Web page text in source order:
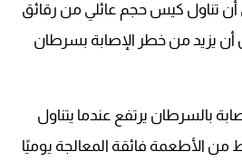
تناول كيس حجم عائلي من رقائق
يزيد من خطر الإصابة بسرطان
بالسرطان يرتفع عندما يتناول
جرامًا فقط من الأطعمة فائقة المعالجة يوميًا